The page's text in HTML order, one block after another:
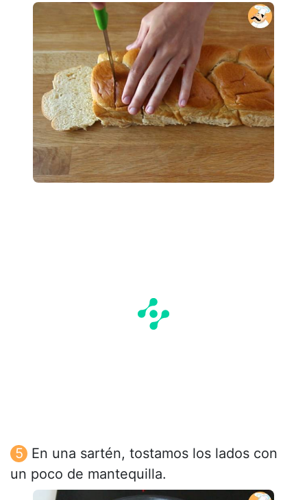
En una sartén, tostamos los lados con
un poco de mantequilla.